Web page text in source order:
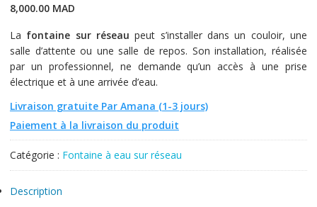
8,000.00 MAD
La fontaine sur réseau peut s’installer dans un couloir, une
salle d’attente ou une salle de repos. Son installation, réalisée
par un professionnel, ne demande qu’un accès à une prise
électrique et à une arrivée d’eau.
Livraison gratuite Par Amana (1-3 jours)
Paiement à la livraison du produit
Catégorie : Fontaine à eau sur réseau
Description